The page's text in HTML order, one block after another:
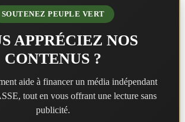
SOUTENEZ PEUPLE VERT
APPRÉCIEZ NOS
CONTENUS ?
aide à financer un média indépendant
tout en vous offrant une lecture sans
publicité.